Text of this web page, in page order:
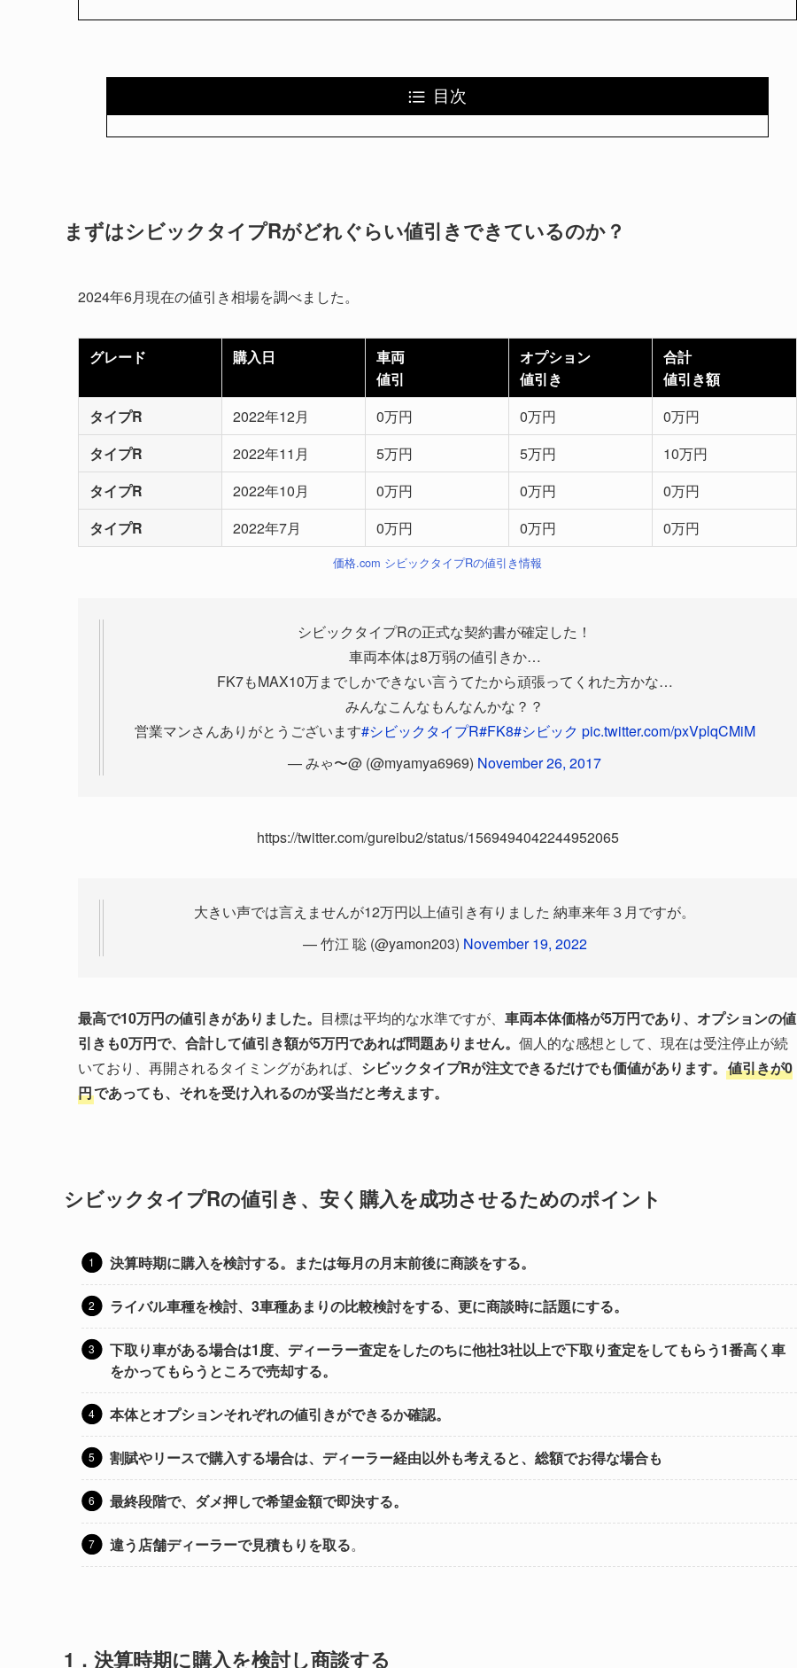
目次
まずはシビックタイプRがどれぐらい値引きできているのか？
2024年6月現在の値引き相場を調べました。
グレード 購入日
車両
値引
オプション
値引き
合計
値引き額
タイプR
2022年12月 0万円 0万円
0万円
タイプR
2022年11月 5万円 5万円
10万円
タイプR
2022年10月 0万円 0万円
0万円
タイプR
2022年7月 0万円 0万円 0万円
価格.com シビックタイプRの値引き情報
シビックタイプRの正式な契約書が確定した！
車両本体は8万弱の値引きか…
FK7もMAX10万までしかできない言うてたから頑張ってくれた方かな…
みんなこんなもんなんかな？？
営業マンさんありがとうございます#シビックタイプR#FK8#シビック pic.twitter.com/pxVplqCMiM
— みゃ〜@ (@myamya6969) November 26, 2017
https://twitter.com/gureibu2/status/1569494042244952065
大きい声では言えませんが12万円以上値引き有りました 納車来年３月ですが。
— 竹江 聡 (@yamon203) November 19, 2022
最高で10万円の値引きがありました。 目標は平均的な水準ですが、 車両本体価格が5万円であり、オプションの値
引きも0万円で、合計して値引き額が5万円であれば問題ありません。 個人的な感想として、現在は受注停止が続
いており、再開されるタイミングがあれば、 シビックタイプRが注文できるだけでも価値があります。 値引きが0
円であっても、それを受け入れるのが妥当だと考えます。
シビックタイプRの値引き、安く購入を成功させるためのポイント
決算時期に購入を検討する。または毎月の月末前後に商談をする。
ライバル車種を検討、3車種あまりの比較検討をする、更に商談時に話題にする。
下取り車がある場合は1度、ディーラー査定をしたのちに他社3社以上で下取り査定をしてもらう1番高く車
をかってもらうところで売却する。
本体とオプションそれぞれの値引きができるか確認。
割賦やリースで購入する場合は、ディーラー経由以外も考えると、総額でお得な場合も
最終段階で、ダメ押しで希望金額で即決する。
違う店舗ディーラーで見積もりを取る。
1．決算時期に購入を検討し商談する